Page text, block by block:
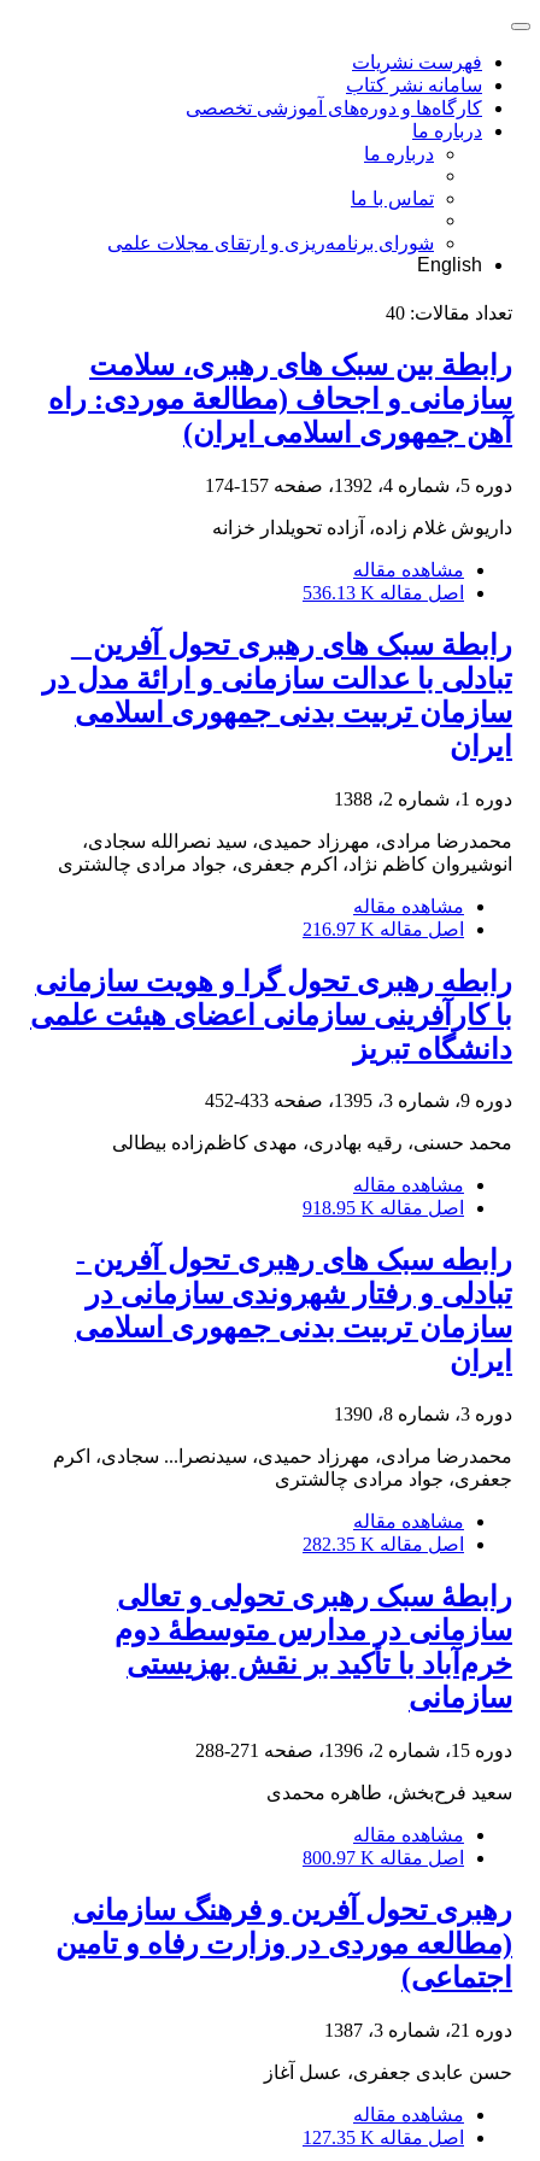
فهرست نشریات
سامانه نشر کتاب
کارگاه‌ها و دوره‌های آموزشی تخصصی
درباره ما
درباره ما
تماس با ما
شورای برنامه‌ریزی و ارتقای مجلات علمی
English
تعداد مقالات: 40
رابطة بین سبک های رهبری، سلامت
سازمانی و اجحاف (مطالعة موردی: راه
آهن جمهوری اسلامی ایران)
دوره 5، شماره 4، 1392، صفحه 157-174
داریوش غلام زاده، آزاده تحویلدار خزانه
مشاهده مقاله
اصل مقاله 536.13 K
رابطة سبک های رهبری تحول آفرین _
تبادلی با عدالت سازمانی و ارائة مدل در
سازمان تربیت بدنی جمهوری اسلامی
ایران
دوره 1، شماره 2، 1388
محمدرضا مرادی، مهرزاد حمیدی، سید نصرالله سجادی،
انوشیروان کاظم نژاد، اکرم جعفری، جواد مرادی چالشتری
مشاهده مقاله
اصل مقاله 216.97 K
رابطه رهبری تحول گرا و هویت سازمانی
با کارآفرینی سازمانی اعضای هیئت علمی
دانشگاه تبریز
دوره 9، شماره 3، 1395، صفحه 433-452
محمد حسنی، رقیه بهادری، مهدی کاظم‌زاده بیطالی
مشاهده مقاله
اصل مقاله 918.95 K
رابطه سبک های رهبری تحول آفرین -
تبادلی و رفتار شهروندی سازمانی در
سازمان تربیت بدنی جمهوری اسلامی
ایران
دوره 3، شماره 8، 1390
محمدرضا مرادی، مهرزاد حمیدی، سیدنصرا... سجادی، اکرم
جعفری، جواد مرادی چالشتری
مشاهده مقاله
اصل مقاله 282.35 K
رابطۀ سبک رهبری تحولی و تعالی
سازمانی در مدارس متوسطۀ دوم
خرم‌آباد با تأکید بر نقش بهزیستی
سازمانی
دوره 15، شماره 2، 1396، صفحه 271-288
سعید فرح‌بخش، طاهره محمدی
مشاهده مقاله
اصل مقاله 800.97 K
رهبری تحول آفرین و فرهنگ سازمانی
(مطالعه موردی در وزارت رفاه و تامین
اجتماعی)
دوره 21، شماره 3، 1387
حسن عابدی جعفری، عسل آغاز
مشاهده مقاله
اصل مقاله 127.35 K